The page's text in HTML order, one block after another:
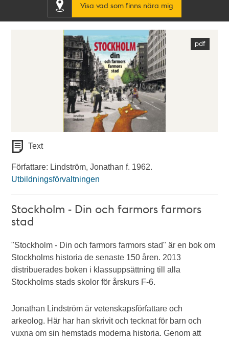
Visa vad som finns nära mig
Text
Författare: Lindström, Jonathan f. 1962.
Utbildningsförvaltningen
Stockholm - Din och farmors farmors
stad
"Stockholm - Din och farmors farmors stad" är en bok om
Stockholms historia de senaste 150 åren. 2013
distribuerades boken i klassuppsättning till alla
Stockholms stads skolor för årskurs F-6.
Jonathan Lindström är vetenskapsförfattare och
arkeolog. Här har han skrivit och tecknat för barn och
vuxna om sin hemstads moderna historia. Genom att